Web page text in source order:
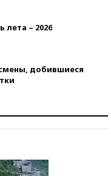
лета – 2026
добившиеся